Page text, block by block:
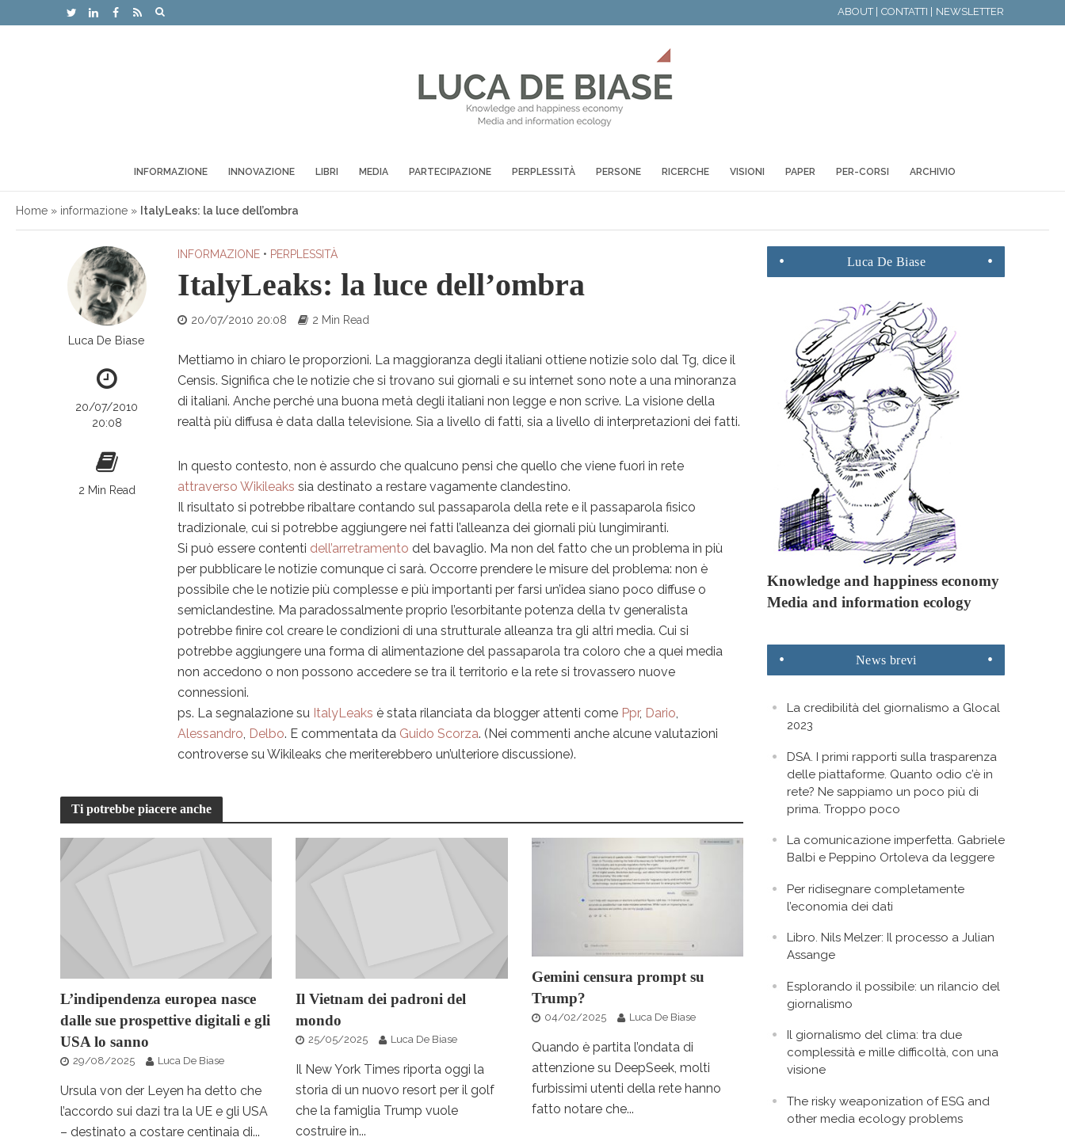
ABOUT | CONTATTI | NEWSLETTER
INFORMAZIONE INNOVAZIONE LIBRI MEDIA PARTECIPAZIONE PERPLESSITÀ PERSONE RICERCHE VISIONI PAPER PER-CORSI ARCHIVIO
Home » informazione » ItalyLeaks: la luce dell’ombra
Luca De Biase
20/07/2010
20:08
2 Min Read
INFORMAZIONE • PERPLESSITÀ
ItalyLeaks: la luce dell’ombra
20/07/2010 20:08 2 Min Read
Mettiamo in chiaro le proporzioni. La maggioranza degli italiani ottiene notizie solo dal Tg, dice il
Censis. Significa che le notizie che si trovano sui giornali e su internet sono note a una minoranza
di italiani. Anche perché una buona metà degli italiani non legge e non scrive. La visione della
realtà più diffusa è data dalla televisione. Sia a livello di fatti, sia a livello di interpretazioni dei fatti.
In questo contesto, non è assurdo che qualcuno pensi che quello che viene fuori in rete
attraverso Wikileaks sia destinato a restare vagamente clandestino.
Il risultato si potrebbe ribaltare contando sul passaparola della rete e il passaparola fisico
tradizionale, cui si potrebbe aggiungere nei fatti l’alleanza dei giornali più lungimiranti.
Si può essere contenti dell’arretramento del bavaglio. Ma non del fatto che un problema in più
per pubblicare le notizie comunque ci sarà. Occorre prendere le misure del problema: non è
possibile che le notizie più complesse e più importanti per farsi un’idea siano poco diffuse o
semiclandestine. Ma paradossalmente proprio l’esorbitante potenza della tv generalista
potrebbe finire col creare le condizioni di una strutturale alleanza tra gli altri media. Cui si
potrebbe aggiungere una forma di alimentazione del passaparola tra coloro che a quei media
non accedono o non possono accedere se tra il territorio e la rete si trovassero nuove
connessioni.
ps. La segnalazione su ItalyLeaks è stata rilanciata da blogger attenti come Ppr, Dario,
Alessandro, Delbo. E commentata da Guido Scorza. (Nei commenti anche alcune valutazioni
controverse su Wikileaks che meriterebbero un’ulteriore discussione).
Ti potrebbe piacere anche
L’indipendenza europea nasce
dalle sue prospettive digitali e gli
USA lo sanno
29/08/2025 Luca De Biase
Ursula von der Leyen ha detto che
l’accordo sui dazi tra la UE e gli USA
– destinato a costare centinaia di...
Il Vietnam dei padroni del
mondo
25/05/2025 Luca De Biase
Il New York Times riporta oggi la
storia di un nuovo resort per il golf
che la famiglia Trump vuole
costruire in...
Gemini censura prompt su
Trump?
04/02/2025 Luca De Biase
Quando è partita l’ondata di
attenzione su DeepSeek, molti
furbissimi utenti della rete hanno
fatto notare che...
Luca De Biase
Knowledge and happiness economy
Media and information ecology
News brevi
La credibilità del giornalismo a Glocal
2023
DSA. I primi rapporti sulla trasparenza
delle piattaforme. Quanto odio c’è in
rete? Ne sappiamo un poco più di
prima. Troppo poco
La comunicazione imperfetta. Gabriele
Balbi e Peppino Ortoleva da leggere
Per ridisegnare completamente
l’economia dei dati
Libro. Nils Melzer: Il processo a Julian
Assange
Esplorando il possibile: un rilancio del
giornalismo
Il giornalismo del clima: tra due
complessità e mille difficoltà, con una
visione
The risky weaponization of ESG and
other media ecology problems